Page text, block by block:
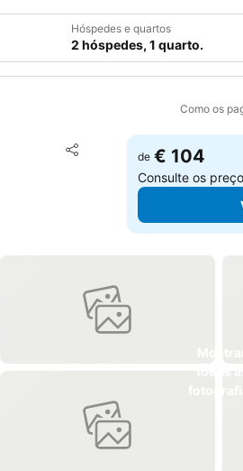
Hóspedes e quartos
2 hóspedes, 1 quarto.
Como os
Partilhar
Adicionar aos favoritos
de € 104
Consulte os